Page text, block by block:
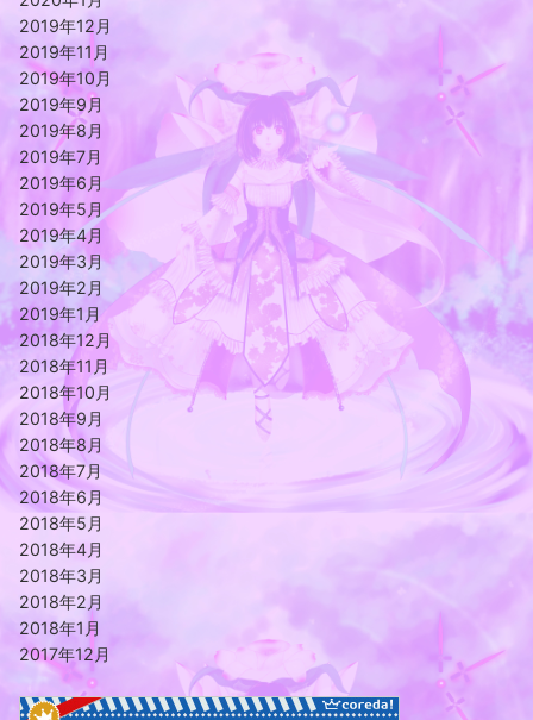
2019年12月
2019年11月
2019年10月
2019年9月
2019年8月
2019年7月
2019年6月
2019年5月
2019年4月
2019年3月
2019年2月
2019年1月
2018年12月
2018年11月
2018年10月
2018年9月
2018年8月
2018年7月
2018年6月
2018年5月
2018年4月
2018年3月
2018年2月
2018年1月
2017年12月